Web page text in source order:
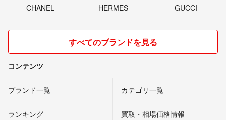
CHANEL HERMES GUCCI
すべてのブランドを見る
コンテンツ
ブランド一覧 カテゴリ一覧
ランキング 買取・相場価格情報